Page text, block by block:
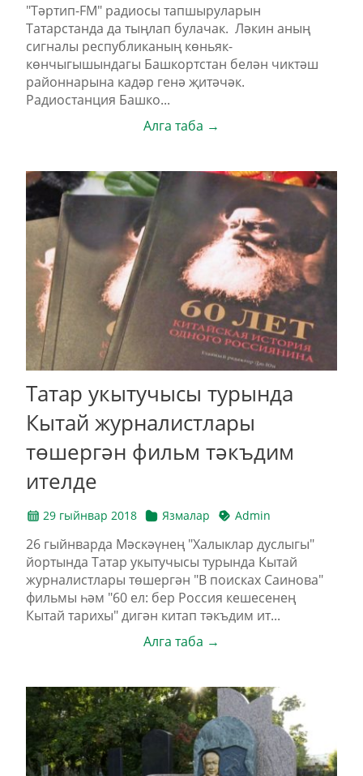
"Тәртип-FM" радиосы тапшыруларын
Татарстанда да тыңлап булачак. Ләкин аның
сигналы республиканың көньяк-
көнчыгышындагы Башкортстан белән чиктәш
районнарына кадәр генә җитәчәк.
Радиостанция Башко...
Алга таба →
Татар укытучысы турында
Кытай журналистлары
төшергән фильм тәкъдим
ителде
29 гыйнвар 2018 Язмалар Admin
26 гыйнварда Мәскәүнең "Халыклар дуслыгы"
йортында Татар укытучысы турында Кытай
журналистлары төшергән "В поисках Саинова"
фильмы һәм "60 ел: бер Россия кешесенең
Кытай тарихы" дигән китап тәкъдим ит...
Алга таба →